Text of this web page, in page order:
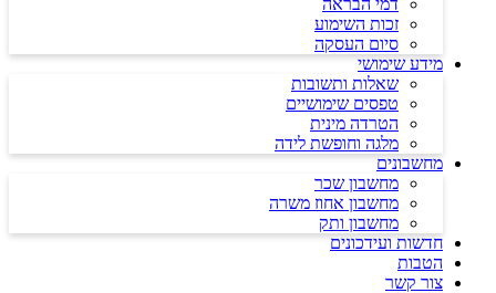
דמי הבראה
זכות השימוע
סיום העסקה
מידע שימושי
שאלות ותשובות
טפסים שימושיים
הטרדה מינית
מלגה וחופשת לידה
מחשבונים
מחשבון שכר
מחשבון אחוז משרה
מחשבון ותק
חדשות ועידכונים
הטבות
צור קשר